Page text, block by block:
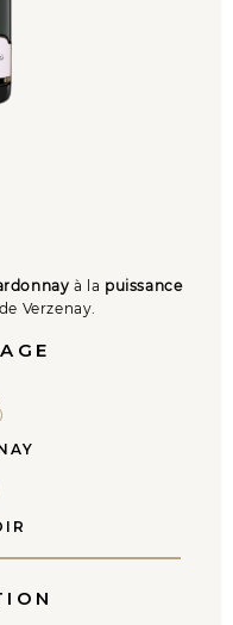
à la puissance
Verzenay.